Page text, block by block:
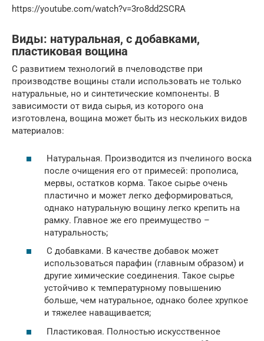
https://youtube.com/watch?v=3ro8dd2SCRA
Виды: натуральная, с добавками,
пластиковая вощина
С развитием технологий в пчеловодстве при
производстве вощины стали использовать не только
натуральные, но и синтетические компоненты. В
зависимости от вида сырья, из которого она
изготовлена, вощина может быть из нескольких видов
материалов:
Натуральная. Производится из пчелиного воска
после очищения его от примесей: прополиса,
мервы, остатков корма. Такое сырье очень
пластично и может легко деформироваться,
однако натуральную вощину легко крепить на
рамку. Главное же его преимущество –
натуральность;
С добавками. В качестве добавок может
использоваться парафин (главным образом) и
другие химические соединения. Такое сырье
устойчиво к температурному повышению
больше, чем натуральное, однако более хрупкое
и тяжелее наващивается;
Пластиковая. Полностью искусственное